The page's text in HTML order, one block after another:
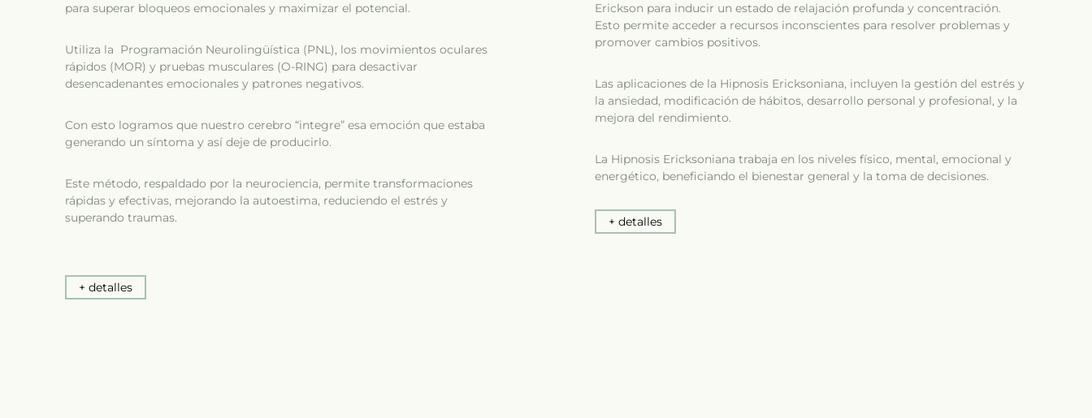
para superar bloqueos emocionales y maximizar el potencial.
Utiliza la Programación Neurolingüística (PNL), los movimientos oculares
rápidos (MOR) y pruebas musculares (O-RING) para desactivar
desencadenantes emocionales y patrones negativos.
Con esto logramos que nuestro cerebro “integre” esa emoción que estaba
generando un síntoma y así deje de producirlo.
Este método, respaldado por la neurociencia, permite transformaciones
rápidas y efectivas, mejorando la autoestima, reduciendo el estrés y
superando traumas.
+ detalles
Erickson para inducir un estado de relajación profunda y concentración.
Esto permite acceder a recursos inconscientes para resolver problemas y
promover cambios positivos.
Las aplicaciones de la Hipnosis Ericksoniana, incluyen la gestión del estrés y
la ansiedad, modificación de hábitos, desarrollo personal y profesional, y la
mejora del rendimiento.
La Hipnosis Ericksoniana trabaja en los niveles físico, mental, emocional y
energético, beneficiando el bienestar general y la toma de decisiones.
+ detalles